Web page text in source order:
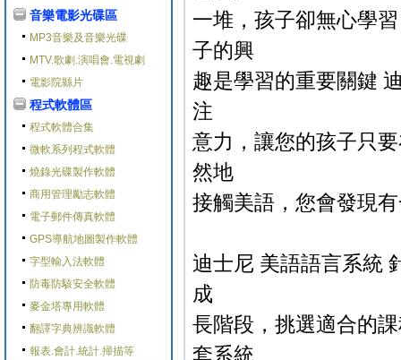
音樂電影光碟區
MP3音樂及音樂光碟
MTV.歌劇.演唱會.電視劇
電影院縣片
程式軟體區
程式軟體合集
微軟系列程式軟體
燒錄光碟製作軟體
商用管理勵志軟體
電子郵件傳真軟體
GPS導航地圖製作軟體
字型輸入法軟體
防毒防駭安全軟體
麥金塔專用軟體
翻譯字典辨識軟體
報表.會計.統計.掃描等
一堆，孩子卻無心學
子的興
趣是學習的重要關鍵
注
意力，讓您的孩子只
然地
接觸美語，您會發現
迪士尼 美語語言系統
成
長階段，挑選適合的
套系統